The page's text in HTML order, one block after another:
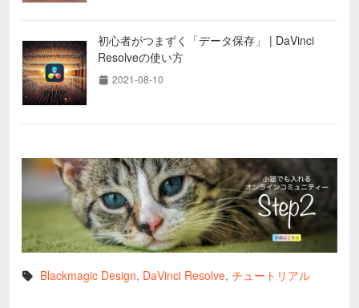
初心者がつまずく「データ保存」 | DaVinci
Resolveの使い方
2021-08-10
Blackmagic Design, DaVinci Resolve, チュートリアル